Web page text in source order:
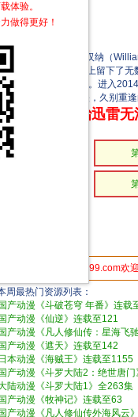
经创始人威廉·汉纳（
们在银幕、荧屏之上留下了
代又一代忠实影迷。进入
52部全新短片上映，久别重
线播放 专治迅雷
第10集
影天堂www.dytt8899.com欢
周最热门资源列表：
产动漫《斗破苍穹 年番》连载
产动漫《仙逆》连载至121
产动漫《凡人修仙传：星海飞
产动漫《遮天》连载至142
本动漫《海贼王》连载至1155
产动漫《斗罗大陆2：绝世唐
陆动漫《斗罗大陆1》全263集
产动漫《牧神记》连载至63
产动漫《凡人修仙传外海风云
体验。
做得更好！